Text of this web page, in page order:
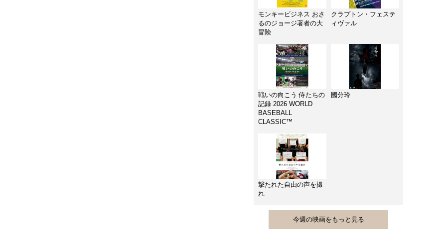
モンキービジネス おさ
るのジョージ著者の大
冒険
クラプトン・フェステ
ィヴァル
戦いの向こう 侍たちの
記録 2026 WORLD
BASEBALL
CLASSIC™
國分玲
撃たれた自由の声を撮
れ
今週の映画をもっと見る